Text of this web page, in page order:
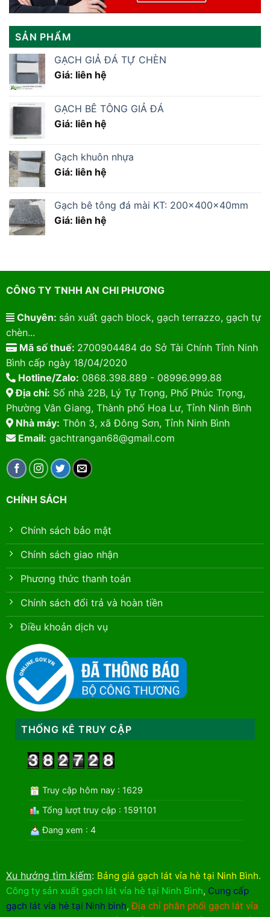
SẢN PHẨM
GẠCH GIẢ ĐÁ TỰ CHÈN
Giá: liên hệ
GẠCH BÊ TÔNG GIẢ ĐÁ
Giá: liên hệ
Gạch khuôn nhựa
Giá: liên hệ
Gạch bê tông đá mài KT: 200x400x40mm
Giá: liên hệ
CÔNG TY TNHH AN CHI PHƯƠNG
Chuyên: sản xuất gạch block, gạch terrazzo, gạch tự
chèn...
Mã số thuế: 2700904484 do Sở Tài Chính Tỉnh Ninh
Bình cấp ngày 18/04/2020
Hotline/Zalo: 0868.398.889 - 08996.999.88
Địa chỉ: Số nhà 22B, Lý Tự Trọng, Phố Phúc Trọng,
Phường Vân Giang, Thành phố Hoa Lư, Tỉnh Ninh Bình
Nhà máy: Thôn 3, xã Đông Sơn, Tỉnh Ninh Bình
Email: gachtrangan68@gmail.com
CHÍNH SÁCH
Chính sách bảo mật
Chính sách giao nhận
Phương thức thanh toán
Chính sách đổi trả và hoàn tiền
Điều khoản dịch vụ
THỐNG KÊ TRUY CẬP
Truy cập hôm nay : 1629
Tổng lượt truy cập : 1591101
Đang xem : 4
Xu hướng tìm kiếm: Bảng giá gạch lát vỉa hè tại Ninh Bình.
Công ty sản xuất gạch lát vỉa hè tại Ninh Bình, Cung cấp
gạch lát vỉa hè tại Ninh bình,Địa chỉ phân phối gạch lát vỉa